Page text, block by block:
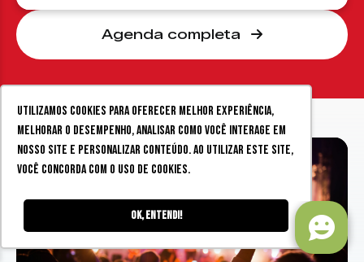
Utilizamos cookies para oferecer melhor experiência,
melhorar o desempenho, analisar como você interage em
nosso site e personalizar conteúdo. Ao utilizar este site,
você concorda com o uso de cookies.
Ok, entendi!
Agenda completa